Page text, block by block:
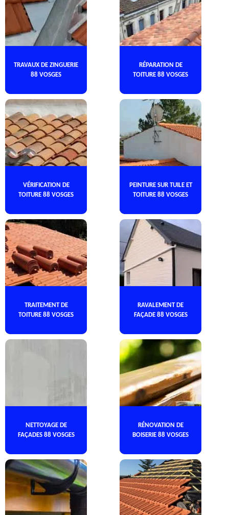
TRAVAUX DE ZINGUERIE
88 VOSGES
RÉPARATION DE
TOITURE 88 VOSGES
VÉRIFICATION DE
TOITURE 88 VOSGES
PEINTURE SUR TUILE ET
TOITURE 88 VOSGES
TRAITEMENT DE
TOITURE 88 VOSGES
RAVALEMENT DE
FAÇADE 88 VOSGES
NETTOYAGE DE
FAÇADES 88 VOSGES
RÉNOVATION DE
BOISERIE 88 VOSGES